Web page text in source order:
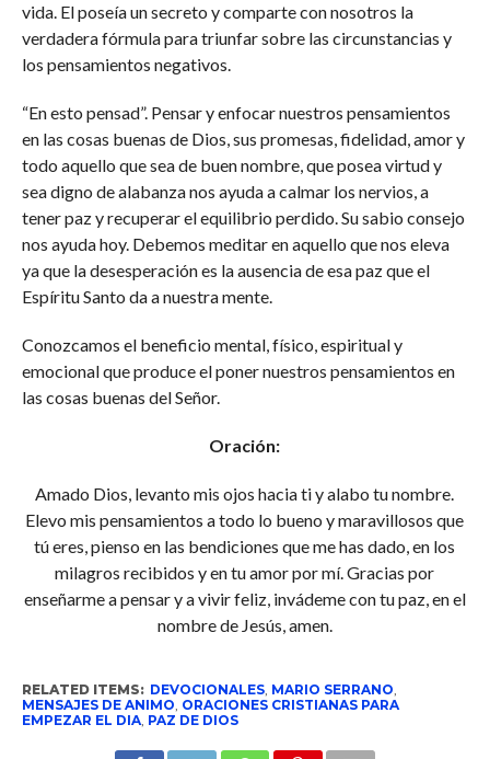
vida. El poseía un secreto y comparte con nosotros la
verdadera fórmula para triunfar sobre las circunstancias y
los pensamientos negativos.
“En esto pensad”. Pensar y enfocar nuestros pensamientos
en las cosas buenas de Dios, sus promesas, fidelidad, amor y
todo aquello que sea de buen nombre, que posea virtud y
sea digno de alabanza nos ayuda a calmar los nervios, a
tener paz y recuperar el equilibrio perdido. Su sabio consejo
nos ayuda hoy. Debemos meditar en aquello que nos eleva
ya que la desesperación es la ausencia de esa paz que el
Espíritu Santo da a nuestra mente.
Conozcamos el beneficio mental, físico, espiritual y
emocional que produce el poner nuestros pensamientos en
las cosas buenas del Señor.
Oración:
Amado Dios, levanto mis ojos hacia ti y alabo tu nombre.
Elevo mis pensamientos a todo lo bueno y maravillosos que
tú eres, pienso en las bendiciones que me has dado, en los
milagros recibidos y en tu amor por mí. Gracias por
enseñarme a pensar y a vivir feliz, invádeme con tu paz, en el
nombre de Jesús, amen.
RELATED ITEMS: DEVOCIONALES, MARIO SERRANO,
MENSAJES DE ANIMO, ORACIONES CRISTIANAS PARA
EMPEZAR EL DIA, PAZ DE DIOS